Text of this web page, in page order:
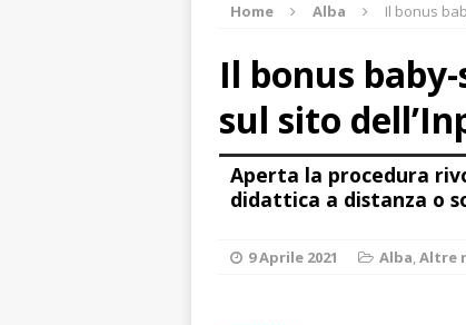
[ 6 Agosto
numero
[ 6 Agosto
ALTRE
[ 6 Agosto
«Nessun
[ 6 Agosto
Home Alba Il bonus
Il bonus
sul sito
Aperta la procedura
didattica a distanza o
9 Aprile 2021 Alba,Altre